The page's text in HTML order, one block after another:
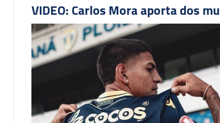
VIDEO: Carlos Mora aporta dos